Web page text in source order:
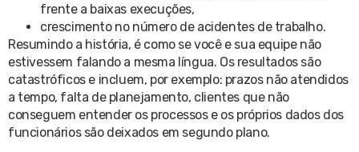
frente a baixas execuções,
crescimento no número de acidentes de trabalho.
Resumindo a história, é como se você e sua equipe não
estivessem falando a mesma língua. Os resultados são
catastróficos e incluem, por exemplo: prazos não atendidos
a tempo, falta de planejamento, clientes que não
conseguem entender os processos e os próprios dados dos
funcionários são deixados em segundo plano.